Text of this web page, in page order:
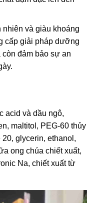
và giàu khoáng
cấp giải pháp dưỡng
đảm bảo sự an
acid và dầu ngô,
maltitol, PEG-60 thủy
glycerin, ethanol,
ong chúa chiết xuất,
Na, chiết xuất từ